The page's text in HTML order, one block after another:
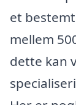
et
mellem
dette kan